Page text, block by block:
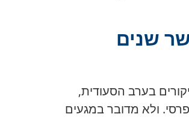
שנים
ביקורים בערב הסעודית,
ולא מדובר במגעים